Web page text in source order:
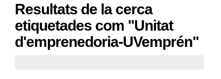
Resultats de la cerca
etiquetades com "Unitat
d'emprenedoria-UVemprén"